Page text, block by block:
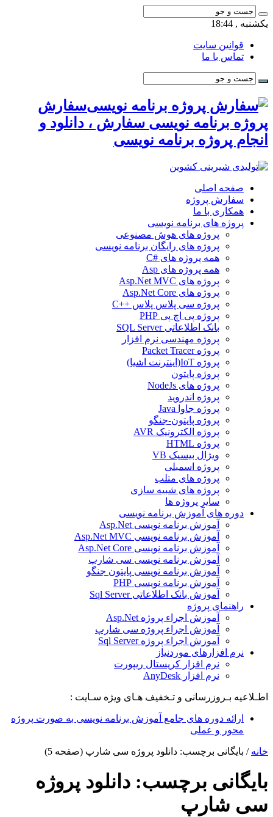
یکشنبه , 18:44
قوانین سایت
تماس با ما
سفارش
پروژه برنامه نویسی سفارش ، دانلود و
انجام پروژه برنامه نویسی
صفحه اصلی
سفارش پروژه
همکاری با ما
پروژه های برنامه نویسی
پروژه های هوش مصنوعی
پروژه های رایگان برنامه نویسی
همه پروژه های #C
همه پروژه های Asp
پروژه های Asp.Net MVC
پروژه های Asp.Net Core
پروژه سی پلاس پلاس ++C
پروژه پی اچ پی PHP
بانک اطلاعاتی SQL Server
پروژه مهندسی نرم افزار
پروژه Packet Tracer
پروژه IoT(اینترنت اشیا)
پروژه پایتون
پروژه های NodeJs
پروژه اندروید
پروژه جاوا Java
پروژه پایتون-جنگو
پروژه الکترونیک AVR
پروژه HTML
ویژال بیسیک VB
پروژه اسمبلی
پروژه های متلب
پروژه های شبیه سازی
سایر پروژه ها
دوره های آموزش برنامه نویسی
آموزش برنامه نویسی Asp.Net
آموزش برنامه نویسی Asp.Net MVC
آموزش برنامه نویسی Asp.Net Core
آموزش برنامه نویسی سی شارپ
آموزش برنامه نویسی پایتون جنگو
آموزش برنامه نویسی PHP
آموزش بانک اطلاعاتی Sql Server
راهنمای پروژه
آموزش اجراء پروژه Asp.Net
آموزش اجراء پروژه سی شارپ
آموزش اجراء پروژه Sql Server
نرم افزارهای موردنیاز
نرم افزار کریستال ریپورت
نرم افزار AnyDesk
اطـلاعیه بـروزرسانی و تـخفیف هـای ویژه سـایت :
ارائه دوره های جامع آموزش برنامه نویسی به صورت پروژه
محور و عملی
خانه / بایگانی برچسب: دانلود پروژه سی شارپ (صفحه 5)
بایگانی برچسب: دانلود پروژه
سی شارپ